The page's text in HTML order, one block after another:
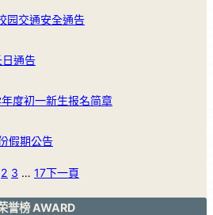
园交通安全通告
通告
度初一新生报名简章
假期公告
2 3 … 17下一頁
誉榜 AWARD